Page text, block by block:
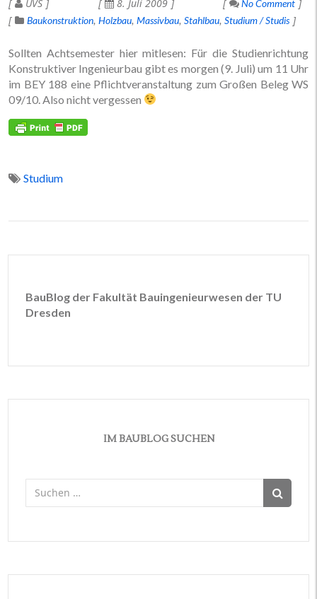
UVS 8. Juli 2009
No Comment
Baukonstruktion Holzbau Massivbau Stahlbau Studium / Studis
Sollten Achtsemester hier mitlesen: Für die Studienrichtung
Konstruktiver Ingenieurbau gibt es morgen (9. Juli) um 11 Uhr
im BEY 188 eine Pflichtveranstaltung zum Großen Beleg WS
09/10. Also nicht vergessen
Studium
BauBlog der Fakultät Bauingenieurwesen der TU
Dresden
IM BAUBLOG SUCHEN
Suchen
nach: